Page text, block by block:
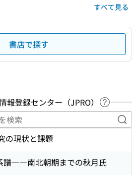
すべて見る
書店で探す
報登録センター（JPRO）
ヘルプペ
キ
の現状と課題
――南北朝期までの秋月氏